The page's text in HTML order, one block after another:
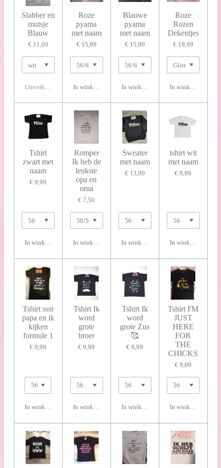
Slabber en
mutsje
Blauw
€ 11,00
Uitverkocht
Roze
pyama
met naam
€ 15,99
In winkelwagen
Blauwe
pyama
met naam
€ 15,99
In winkelwagen
Roze
Rozen
Dekentjes
€ 19,99
In winkelwagen
Tshirt
zwart met
naam
€ 9,99
In winkelwagen
Romper
Ik heb de
leukste
opa en
oma
€ 7,50
In winkelwagen
Sweater
met naam
€ 13,99
In winkelwagen
tshirt wit
met naam
€ 9,99
In winkelwagen
Tshirt ssst
papa en ik
kijken
formule 1
€ 9,99
In winkelwagen
Tshirt Ik
word
grote
broer
€ 9,99
In winkelwagen
Tshirt Ik
word
grote Zus
🥰
€ 9,99
In winkelwagen
Tshirt I'M
JUST
HERE
FOR
THE
CHICKS
€ 9,99
In winkelwagen